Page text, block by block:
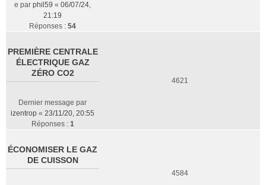
e par phil59 « 06/07/24,
21:19
Réponses : 54
PREMIÈRE CENTRALE
ÉLECTRIQUE GAZ
ZÉRO CO2
Dernier message par
izentrop « 23/11/20, 20:55
Réponses : 1
4621
ÉCONOMISER LE GAZ
DE CUISSON
4584